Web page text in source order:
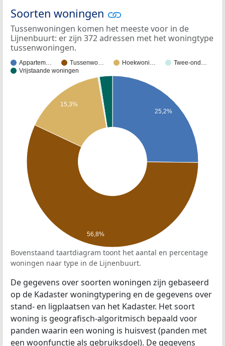
Soorten woningen
Tussenwoningen komen het meeste voor in de
Lijnenbuurt: er zijn 372 adressen met het woningtype
tussenwoningen.
Appartem… Tussenwo… Hoekwoni…
Twee-ond…
Vrijstaande woningen
25,2%
15,3%
56,8%
Bovenstaand taartdiagram toont het aantal en percentage
woningen naar type in de Lijnenbuurt.
De gegevens over soorten woningen zijn gebaseerd
op de Kadaster woningtypering en de gegevens over
stand- en ligplaatsen van het Kadaster. Het soort
woning is geografisch-algoritmisch bepaald voor
panden waarin een woning is huisvest (panden met
een woonfunctie als gebruiksdoel). De gegevens